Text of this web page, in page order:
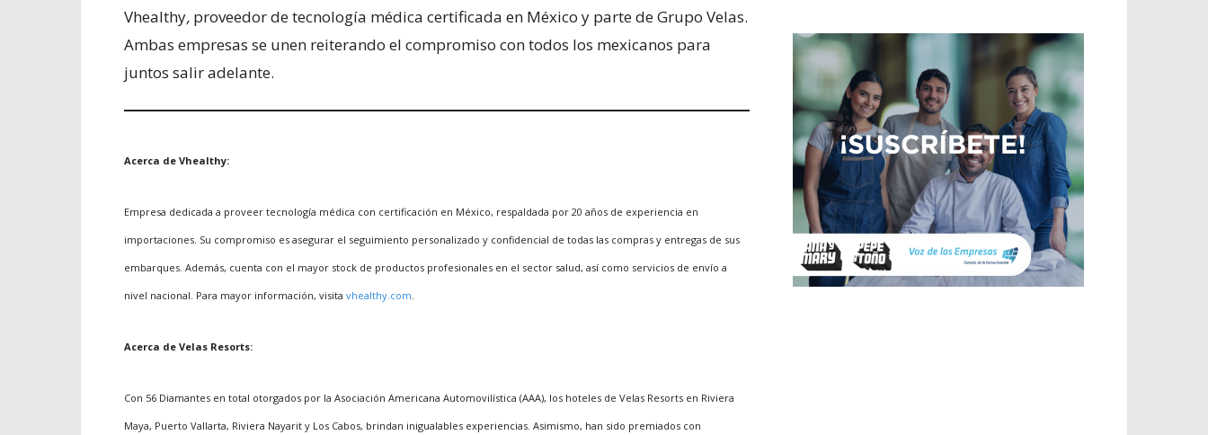
Vhealthy, proveedor de tecnología médica certificada en México y parte de Grupo Velas.
Ambas empresas se unen reiterando el compromiso con todos los mexicanos para
juntos salir adelante.
Acerca de Vhealthy:
Empresa dedicada a proveer tecnología médica con certificación en México, respaldada por 20 años de experiencia en
importaciones. Su compromiso es asegurar el seguimiento personalizado y confidencial de todas las compras y entregas de sus
embarques. Además, cuenta con el mayor stock de productos profesionales en el sector salud, así como servicios de envío a
nivel nacional. Para mayor información, visita vhealthy.com.
Acerca de Velas Resorts:
Con 56 Diamantes en total otorgados por la Asociación Americana Automovilística (AAA), los hoteles de Velas Resorts en Riviera
Maya, Puerto Vallarta, Riviera Nayarit y Los Cabos, brindan inigualables experiencias. Asimismo, han sido premiados con